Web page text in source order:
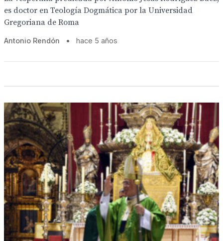
es doctor en Teología Dogmática por la Universidad
Gregoriana de Roma
Antonio Rendón • hace 5 años